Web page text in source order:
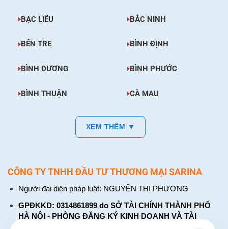
BẠC LIÊU BẮC NINH
BẾN TRE BÌNH ĐỊNH
BÌNH DƯƠNG BÌNH PHƯỚC
BÌNH THUẬN CÀ MAU
XEM THÊM ▼
CÔNG TY TNHH ĐẦU TƯ THƯƠNG MẠI SARINA
Người đại diện pháp luật: NGUYỄN THỊ PHƯƠNG
GPĐKKD: 0314861899 do SỞ TÀI CHÍNH THÀNH PHỐ
HÀ NỘI - PHÒNG ĐĂNG KÝ KINH DOANH VÀ TÀI
CHÍNH DOANH NGHIỆP cấp. Đăng ký lần đầu: ngày 26